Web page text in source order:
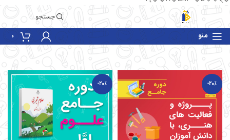
جستجو
منو 0
-20%
-20%